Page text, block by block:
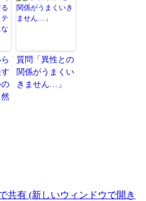
質問「異性との
関係がうまくい
きません…」
共有 (新しいウィンドウで開き